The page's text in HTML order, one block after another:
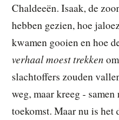
Chaldeeën. Isaak, de
hebben gezien, hoe
kwamen gooien en hoe
verhaal moest trekken
slachtoffers zouden
weg, maar kreeg -
toekomst. Maar nu is